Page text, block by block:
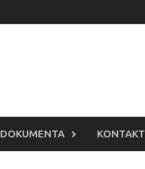
DOKUMENTA KONTAKT